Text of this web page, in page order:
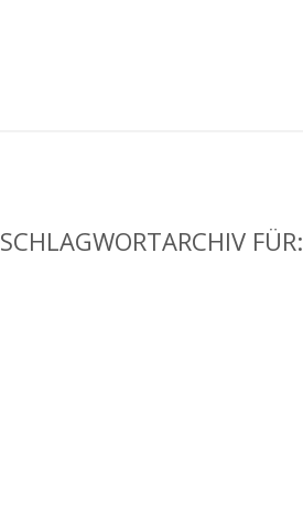
SCHLAGWORTARCHIV FÜR: